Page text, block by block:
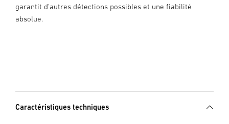
garantit d'autres détections possibles et une fiabilité
absolue.
Caractéristiques techniques